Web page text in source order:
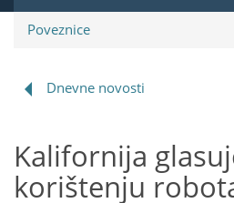
Poveznice
Dnevne novosti
Kalifornija
korištenju